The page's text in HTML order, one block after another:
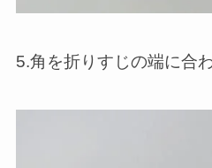
5.角を折りすじの端に合